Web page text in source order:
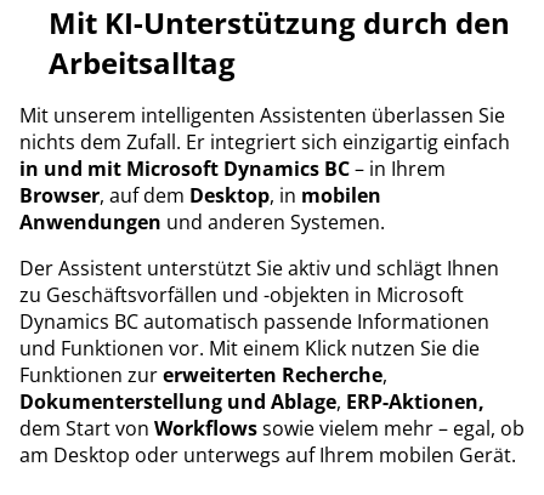
Mit KI-Unterstützung durch den
Arbeitsalltag
Mit unserem intelligenten Assistenten überlassen Sie
nichts dem Zufall. Er integriert sich einzigartig einfach
in und mit Microsoft Dynamics BC– in Ihrem
Browser, auf dem Desktop, in mobilen
Anwendungen und anderen Systemen.
Der Assistent unterstützt Sie aktiv und schlägt Ihnen
zu Geschäftsvorfällen und -objekten in Microsoft
Dynamics BC automatisch passende Informationen
und Funktionen vor. Mit einem Klick nutzen Sie die
Funktionen zurerweiterten Recherche,
Dokumenterstellung und Ablage, ERP-Aktionen,
dem Start von Workflowssowie vielem mehr – egal, ob
am Desktop oder unterwegs auf Ihrem mobilen Gerät.